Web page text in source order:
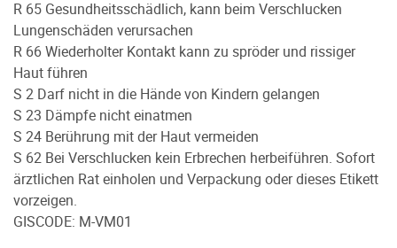
R 65 Gesundheitsschädlich, kann beim Verschlucken
Lungenschäden verursachen
R 66 Wiederholter Kontakt kann zu spröder und rissiger
Haut führen
S 2 Darf nicht in die Hände von Kindern gelangen
S 23 Dämpfe nicht einatmen
S 24 Berührung mit der Haut vermeiden
S 62 Bei Verschlucken kein Erbrechen herbeiführen. Sofort
ärztlichen Rat einholen und Verpackung oder dieses Etikett
vorzeigen.
GISCODE: M-VM01